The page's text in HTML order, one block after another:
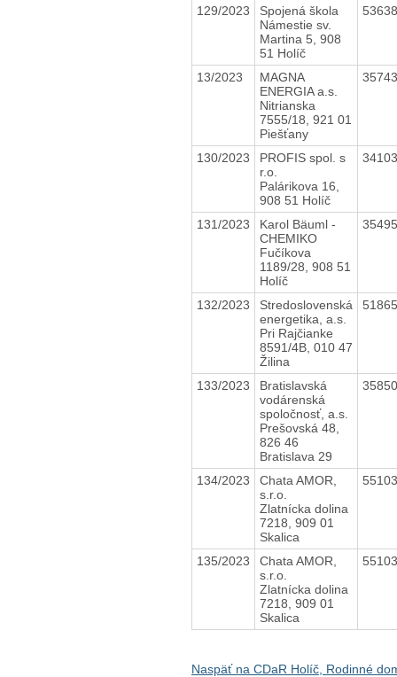
129/2023
Spojená škola
Námestie sv.
Martina 5, 908
51 Holíč
13/2023
MAGNA
ENERGIA a.s.
Nitrianska
7555/18, 921 01
Piešťany
130/2023
PROFIS spol. s
r.o.
Palárikova 16,
908 51 Holíč
131/2023
Karol Bäuml -
CHEMIKO
Fučíkova
1189/28, 908 51
Holíč
132/2023
Stredoslovenská
energetika, a.s.
Pri Rajčianke
8591/4B, 010 47
Žilina
133/2023
Bratislavská
vodárenská
spoločnosť, a.s.
Prešovská 48,
826 46
Bratislava 29
134/2023
Chata AMOR,
s.r.o.
Zlatnícka dolina
7218, 909 01
Skalica
135/2023
Chata AMOR,
s.r.o.
Zlatnícka dolina
7218, 909 01
Skalica
Naspäť na CDaR Holíč, Rodinné